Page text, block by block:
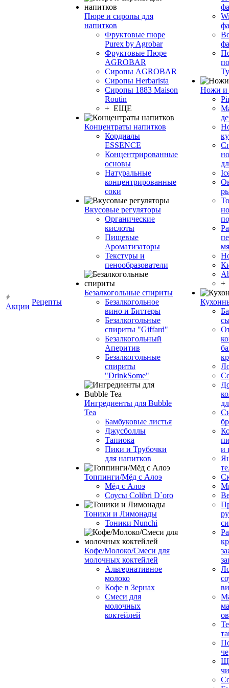
Акции
Рецепты
Пюре и сиропы для
напитков
Фруктовые пюре
Purex by Agrobar
Фруктовые Пюре
AGROBAR
Сиропы AGROBAR
Сиропы Herbarista
Сиропы 1883 Maison
Routin
+ ЕЩЕ
Концентраты напитков
Кордиалы
ESSENCE
Концентрированные
основы
Натуральные
концентрированные
соки
Вкусовые регуляторы
Органические
кислоты
Пищевые
Ароматизаторы
Текстуры и
пенообразователи
Безалкогольные спириты
Безалкогольное
вино и Биттеры
Безалкогольные
спириты "Giffard"
Безалкогольный
Аперитив
Безалкогольные
спириты
"DrinkSome"
Ингредиенты для Bubble
Tea
Бамбуковые листья
Джусболлы
Тапиока
Пики и Трубочки
для напитков
Топпинги/Мёд с Алоэ
Мёд с Алоэ
Соусы Colibri D`oro
Тоники и Лимонады
Тоники Nunchi
Кофе/Молоко/Смеси для
молочных коктейлей
Альтернативное
молоко
Кофе в Зернах
Смеси для
молочных
коктейлей
Ножи и
+
и